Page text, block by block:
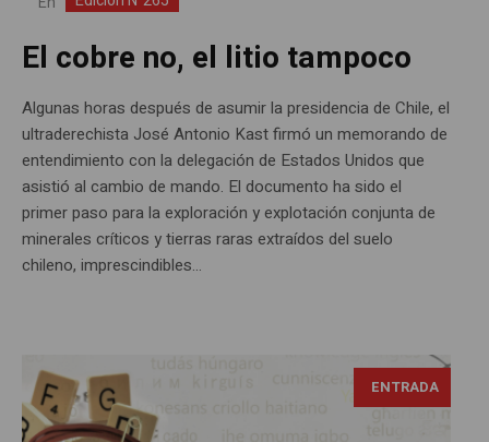
El cobre no, el litio tampoco
Algunas horas después de asumir la presidencia de Chile, el
ultraderechista José Antonio Kast firmó un memorando de
entendimiento con la delegación de Estados Unidos que
asistió al cambio de mando. El documento ha sido el
primer paso para la exploración y explotación conjunta de
minerales críticos y tierras raras extraídos del suelo
chileno, imprescindibles...
ENTRADA